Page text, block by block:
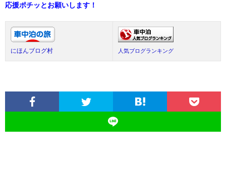
応援ポチッとお願いします！
にほんブログ村 人気ブログランキング